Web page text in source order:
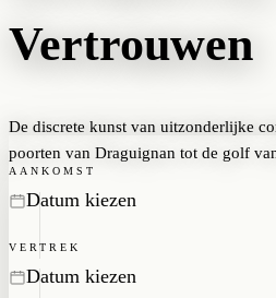
Vertrouwen
De discrete kunst van uitzonderlijke
poorten van Draguignan tot de golf
AANKOMST
VERTREK